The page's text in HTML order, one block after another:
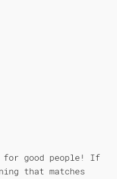
for good people! If
that matches